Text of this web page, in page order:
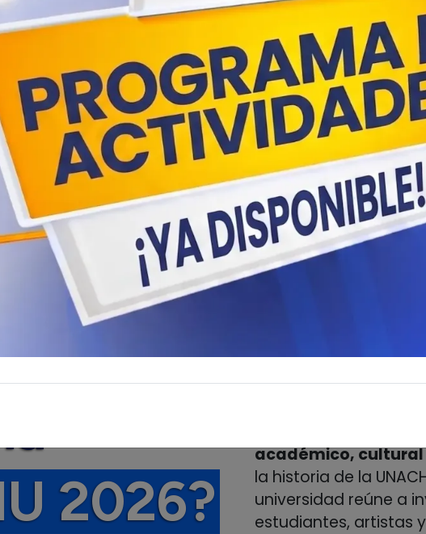
CHIAPAS, MÉXICO
la
2026?
académico,
la historia de la
universidad reúne a
estudiantes, artistas